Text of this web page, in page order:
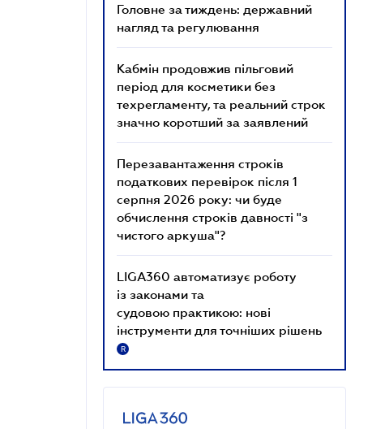
Головне за тиждень: державний
нагляд та регулювання
Кабмін продовжив пільговий
період для косметики без
техрегламенту, та реальний строк
значно коротший за заявлений
Перезавантаження строків
податкових перевірок після 1
серпня 2026 року: чи буде
обчислення строків давності "з
чистого аркуша"?
LIGA360 автоматизує роботу
із законами та
судовою практикою: нові
інструменти для точніших рішень
R